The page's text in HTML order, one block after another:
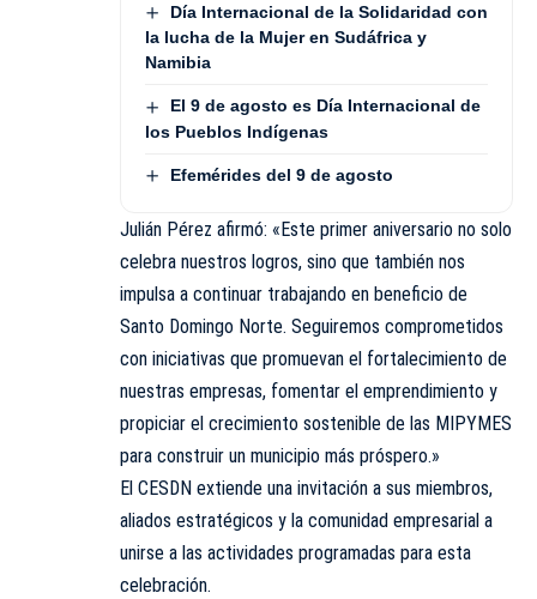
Día Internacional de la Solidaridad con
la lucha de la Mujer en Sudáfrica y
Namibia
El 9 de agosto es Día Internacional de
los Pueblos Indígenas
Efemérides del 9 de agosto
Julián Pérez afirmó: «Este primer aniversario no solo
celebra nuestros logros, sino que también nos
impulsa a continuar trabajando en beneficio de
Santo Domingo Norte. Seguiremos comprometidos
con iniciativas que promuevan el fortalecimiento de
nuestras empresas, fomentar el emprendimiento y
propiciar el crecimiento sostenible de las MIPYMES
para construir un municipio más próspero.»
El CESDN extiende una invitación a sus miembros,
aliados estratégicos y la comunidad empresarial a
unirse a las actividades programadas para esta
celebración.